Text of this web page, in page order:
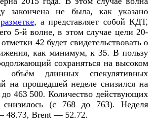
закончена не была, как указано
, а представляет собой КДТ,
5-й волне, в этом случае цели 20-
42 будет свидетельствовать о
как минимум, к 35. В пользу
сохраняться на высоком
объём длинных спекулятивных
на прошедшей неделе снизился на
463 500. Количество действующих
(с 768 до 763). Неделя
48.73, Brent — 52.72.